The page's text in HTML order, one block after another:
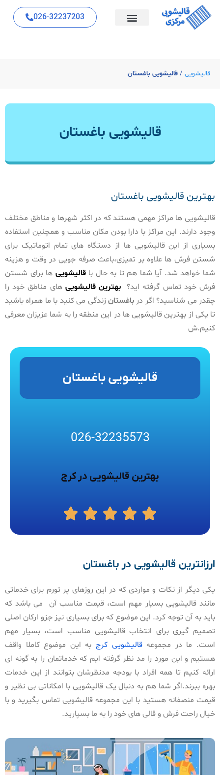
026-32237203
قالیشویی / قالیشویی باغستان
قالیشویی باغستان
بهترین قالیشویی باغستان
قالیشویی ها مراکز مهمی هستند که در اکثر شهرها و مناطق مختلف
وجود دارند. این مراکز با دارا بودن مکان مناسب و همچنین استفاده
بسیاری از این قالیشویی ها از دستگاه های تمام اتوماتیک برای
شستن فرش ها علاوه بر تمیزی،باعث صرفه جویی در وقت و هزینه
شما خواهد شد. آیا شما هم تا به حال باقالیشویی ها برای شستن
فرش خود تماس گرفته اید؟بهترین قالیشویی های مناطق خود را
چقدر می شناسید؟ اگر درباغستان زندگی می کنید با ما همراه باشید
تا یکی از بهترین قالیشویی ها در این منطقه را به شما عزیزان معرفی
کنیم.ش
قالیشویی باغستان
026-32235573
بهترین قالیشویی در کرج
ارزانترین قالیشویی در باغستان
یکی دیگر از نکات و مواردی که در این روزهای پر تورم برای خدماتی
مانند قالیشویی بسیار مهم است، قیمت مناسب آن می باشد که
باید به آن توجه کرد. این موضوع که برای بسیاری نیز جزو ارکان اصلی
تصمیم گیری برای انتخاب قالیشویی مناسب است، بسیار مهم
است. ما در مجموعه قالیشویی کرج به این موضوع کاملا واقف
هستیم و این مورد را مد نظر گرفته ایم که خدماتمان را به گونه ای
ارائه کنیم تا همه افراد با بودجه مدنظرشان بتوانند از این خدمات
بهره ببرند.اگر شما هم به دنبال یک قالیشویی با امکاناتی بی نظیر و
قیمت منصفانه هستید با این مجموعه قالیشویی تماس بگیرید و با
خیال راحت فرش و قالی های خود را به ما بسپارید.